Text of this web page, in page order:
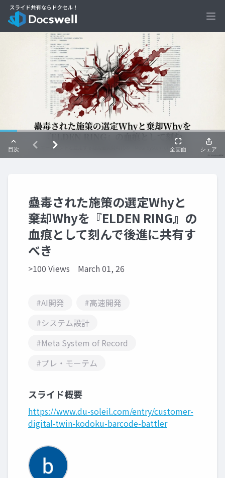
蠱毒された施策の選定Whyと
棄却Whyを『ELDEN RING』の
血痕として刻んで後進に共有す
べき
>100 Views March 01, 26
#AI開発
#高速開発
#システム設計
#Meta System of Record
#プレ・モーテム
スライド概要
https://www.du-soleil.com/entry/customer-
digital-twin-kodoku-barcode-battler